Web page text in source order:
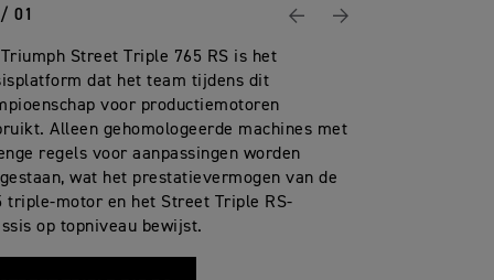
01 VorigeVolgende
Street Triple 765 RS is het
dat het team tijdens dit
voor productiemotoren
Alleen gehomologeerde machines met
regels voor aanpassingen worden
wat het prestatievermogen van de
triple-motor en het Street Triple RS-
op topniveau bewijst.